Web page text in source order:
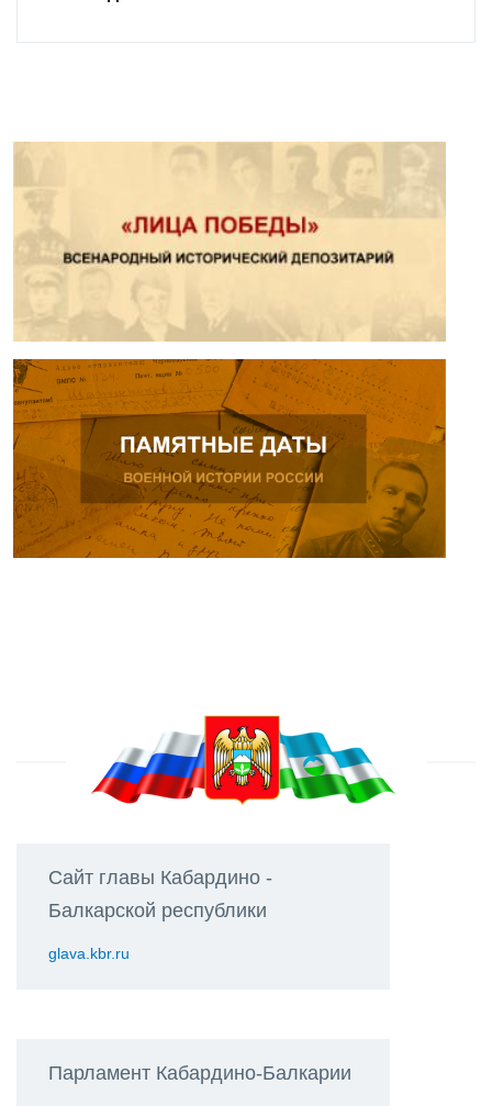
Сайт главы Кабардино -
Балкарской республики
glava.kbr.ru
Парламент Кабардино-Балкарии